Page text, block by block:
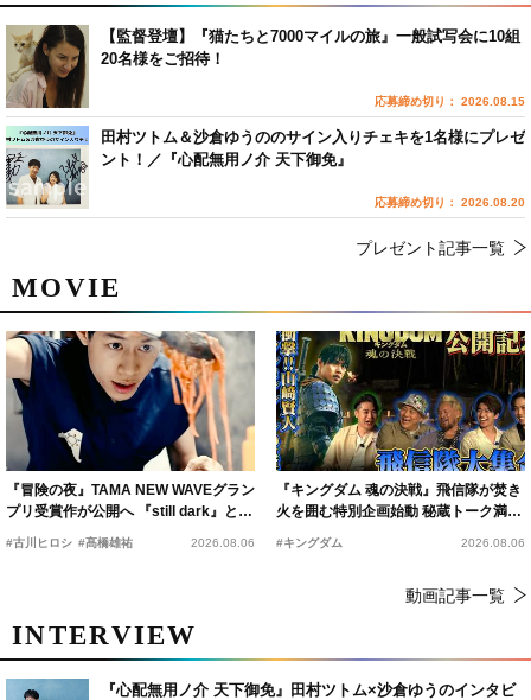
MOVIE
『冒険の夜』TAMA NEW WAVEグラン
プリ受賞作が公開へ 『still dark』と同
時上映決定
#古川ヒロシ #髙橋雄祐 2026.08.06
『キングダム 魂の決戦』飛信隊が焚き
火を囲む特別企画始動 秘蔵トーク満載
の“キングダムキャンプ”開催
#キングダム 2026.08.06
動画記事一覧
INTERVIEW
『心配無用ノ介 天下御免』田村ツトム×沙倉ゆうのインタビ
【監督登壇】『猫たちと7000マイルの旅』一般試写会に10組
20名様をご招待！
応募締め切り： 2026.08.15
田村ツトム＆沙倉ゆうののサイン入りチェキを1名様にプレゼ
ント！／『心配無用ノ介 天下御免』
応募締め切り： 2026.08.20
プレゼント記事一覧